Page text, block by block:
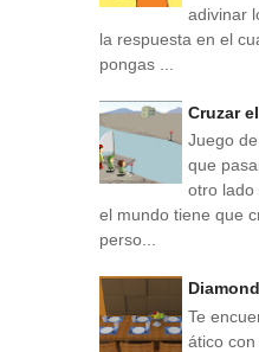
adivinar
la respuesta en el
pongas ...
Cruzar
Juego
que
otro lado
el mundo tiene que
perso...
Te
ático